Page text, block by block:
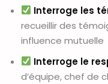
Interroge les
recueillir des
influence mutuelle
Interroge le
d’équipe, chef de